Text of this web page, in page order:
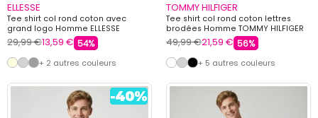
ELLESSE
Tee shirt col rond coton avec
grand logo Homme ELLESSE
29,99 €13,59 € 54%
+ 2 autres couleurs
TOMMY HILFIGER
Tee shirt col rond coton lettres
brodées Homme TOMMY HILFIGER
49,99 €21,59 € 56%
+ 5 autres couleurs